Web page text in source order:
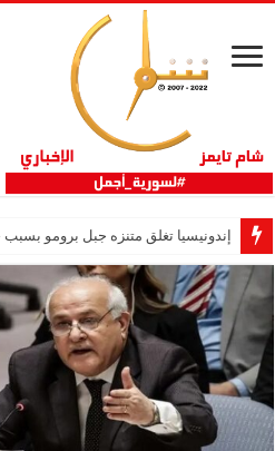
إندونيسيا تغلق متنزه جبل برومو